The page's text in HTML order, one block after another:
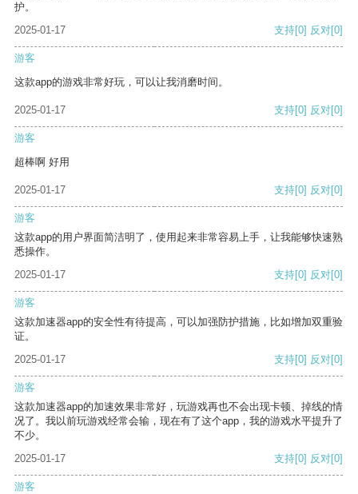
护。
2025-01-17
支持[0] 反对[0]
游客
这款app的游戏非常好玩，可以让我消磨时间。
2025-01-17 支持[0] 反对[0]
游客
超棒啊 好用
2025-01-17 支持[0] 反对[0]
游客
这款app的用户界面简洁明了，使用起来非常容易上手，让我能够快速熟
悉操作。
2025-01-17
支持[0] 反对[0]
游客
这款加速器app的安全性有待提高，可以加强防护措施，比如增加双重验
证。
2025-01-17
支持[0] 反对[0]
游客
这款加速器app的加速效果非常好，玩游戏再也不会出现卡顿、掉线的情
况了。我以前玩游戏经常会输，现在有了这个app，我的游戏水平提升了
不少。
2025-01-17
支持[0] 反对[0]
游客